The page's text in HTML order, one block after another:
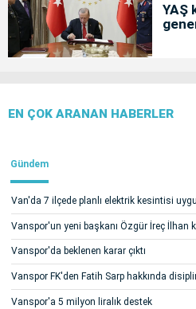
YAŞ
EN ÇOK ARANAN HABERLER
Gündem
Van'da 7 ilçede planlı elektrik kesintisi
Vanspor'un yeni başkanı Özgür İreç İlhan
Vanspor'da beklenen karar çıktı
Vanspor FK'den Fatih Sarp hakkında
Vanspor'a 5 milyon liralık destek